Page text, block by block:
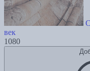
век
1080